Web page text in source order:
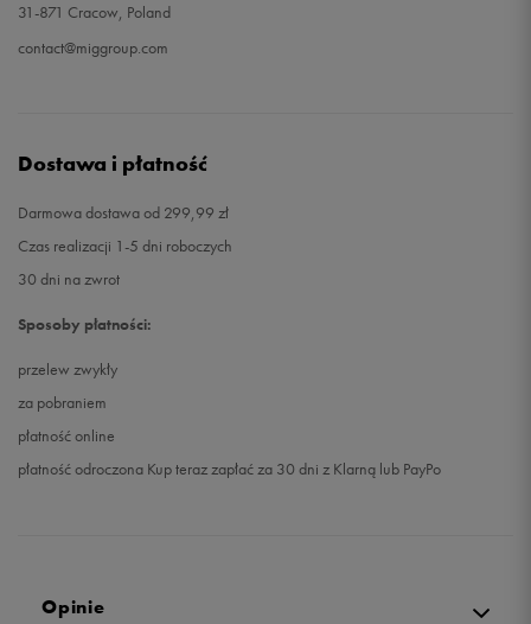
31-871 Cracow, Poland
contact@miggroup.com
Dostawa i płatność
Darmowa dostawa od 299,99 zł
Czas realizacji 1-5 dni roboczych
30 dni na zwrot
Sposoby płatności:
przelew zwykły
za pobraniem
płatność online
płatność odroczona Kup teraz zapłać za 30 dni z Klarną lub PayPo
Opinie